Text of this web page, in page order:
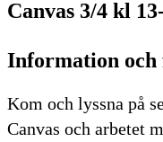
Canvas 3/4 kl
Information och
Kom och lyssna på
Canvas och arbetet